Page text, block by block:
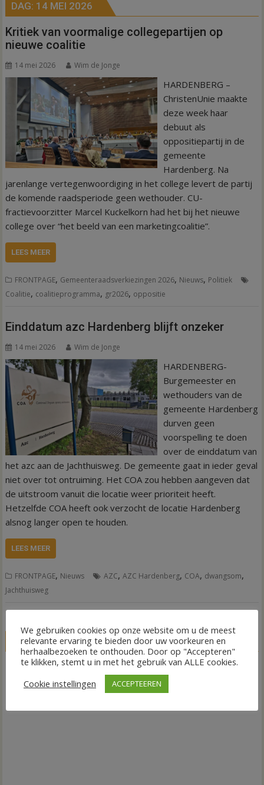
DAG: 14 MEI 2026
Kritiek van voormalige collegepartijen op
nieuwe coalitie
14 mei 2026 Wim de Jonge
HARDENBERG –
ChristenUnie maakte
deze week haar
debuut als
oppositiepartij in de
gemeente
Hardenberg. Na
jarenlange vertegenwoordiging in het college levert de partij
de komende raadsperiode geen wethouder. CU-
fractievoorzitter Marcel Kuckelkorn had het bij het nieuwe
college over “het beeld van een marketingcoalitie”.
LEES MEER
FRONTPAGE, Gemeenteraadsverkiezingen 2026, Nieuws, Politiek
Coalitie, coalitieprogramma, gr2026, oppositie
Einddatum azc Hardenberg blijft onzeker
14 mei 2026 Wim de Jonge
HARDENBERG-
Burgemeester en
wethouders van de
gemeente Hardenberg
durven geen
voorspelling te doen
over de einddatum van
het azc aan de Jachthuisweg. De gemeente gaat in ieder geval
niet over tot ontruiming. Het COA zou hebben aangeven dat
de uitstroom vanuit die locatie weer prioriteit heeft.
Hetzelfde COA heeft ook verzocht de locatie Hardenberg
alsnog langer open te houden.
LEES MEER
FRONTPAGE, Nieuws AZC,AZC Hardenberg, COA, dwangsom,
Jachthuisweg
LIVE
We gebruiken cookies op onze website om u de meest
relevante ervaring te bieden door uw voorkeuren en
herhaalbezoeken te onthouden. Door op "Accepteren"
te klikken, stemt u in met het gebruik van ALLE cookies.
Cookie instellingen
ACCEPTEEREN